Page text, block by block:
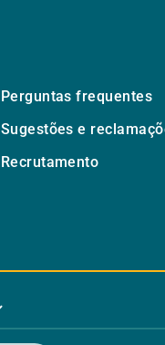
Perguntas frequentes
Sugestões e
Recrutamento